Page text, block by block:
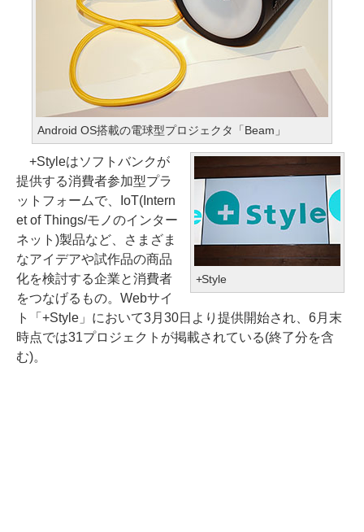
Android OS搭載の電球型プロジェクタ「Beam」
+Style
+Styleはソフトバンクが
提供する消費者参加型プラ
ットフォームで、IoT(Intern
et of Things/モノのインター
ネット)製品など、さまざま
なアイデアや試作品の商品
化を検討する企業と消費者
をつなげるもの。Webサイ
ト「+Style」において3月30日より提供開始され、6月末
時点では31プロジェクトが掲載されている(終了分を含
む)。